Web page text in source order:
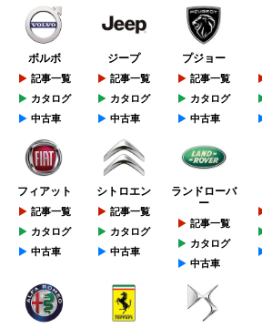
ボルボ
記事一覧
カタログ
中古車
ジープ
記事一覧
カタログ
中古車
プジョー
記事一覧
カタログ
中古車
フィアット
記事一覧
カタログ
中古車
シトロエン
記事一覧
カタログ
中古車
ランドローバ
ー
記事一覧
カタログ
中古車